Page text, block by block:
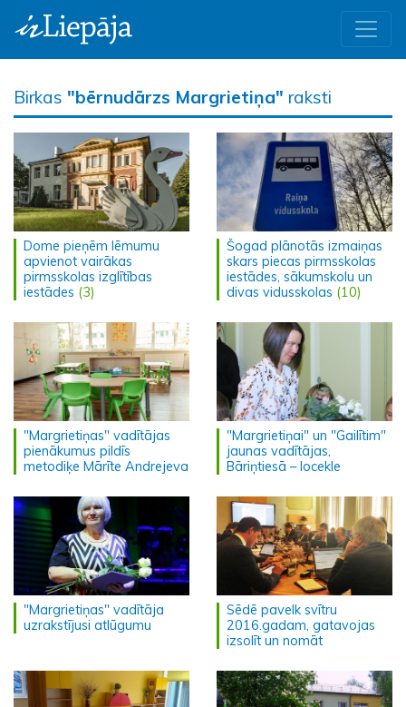
Birkas "bērnudārzs Margrietiņa" raksti
Dome pieņēm lēmumu
apvienot vairākas
pirmsskolas izglītības
iestādes (3)
Šogad plānotās izmaiņas
skars piecas pirmsskolas
iestādes, sākumskolu un
divas vidusskolas (10)
"Margrietiņas" vadītājas
pienākumus pildīs
metodiķe Mārīte Andrejeva
"Margrietiņai" un "Gailītim"
jaunas vadītājas,
Bāriņtiesā – locekle
"Margrietiņas" vadītāja
uzrakstījusi atlūgumu
Sēdē pavelk svītru
2016.gadam, gatavojas
izsolīt un nomāt